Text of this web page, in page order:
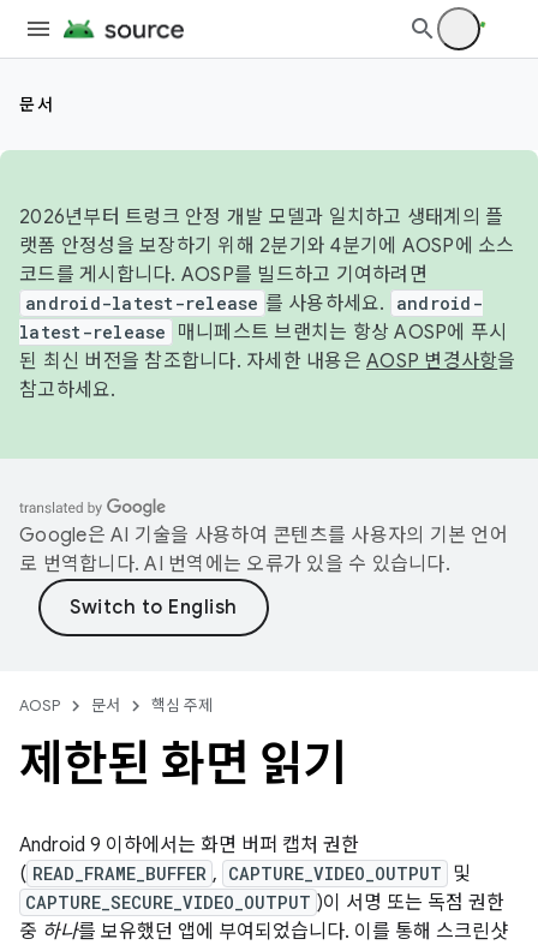
문서
2026년부터 트렁크 안정 개발 모델과 일치하고 생태계의 플
랫폼 안정성을 보장하기 위해 2분기와 4분기에 AOSP에 소스
코드를 게시합니다. AOSP를 빌드하고 기여하려면
android-latest-release 를 사용하세요.
android-
latest-release
매니페스트 브랜치는 항상 AOSP에 푸시
된 최신 버전을 참조합니다. 자세한 내용은 AOSP 변경사항을
참고하세요.
Google은 AI 기술을 사용하여 콘텐츠를 사용자의 기본 언어
로 번역합니다. AI 번역에는 오류가 있을 수 있습니다.
AOSP 문서 핵심 주제
제한된 화면 읽기
Android 9 이하에서는 화면 버퍼 캡처 권한
( READ_FRAME_BUFFER , CAPTURE_VIDEO_OUTPUT 및
CAPTURE_SECURE_VIDEO_OUTPUT )이 서명 또는 독점 권한
중 하나를 보유했던 앱에 부여되었습니다. 이를 통해 스크린샷